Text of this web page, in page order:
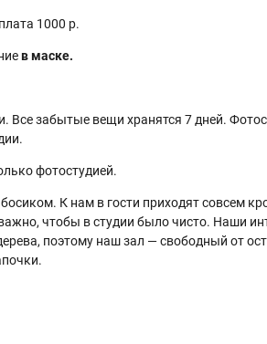
1000 р.
в маске.
Все забытые вещи хранятся 7 дней.
фотостудией.
К нам в гости приходят совсем
чтобы в студии было чисто. Наши
поэтому наш зал — свободный от